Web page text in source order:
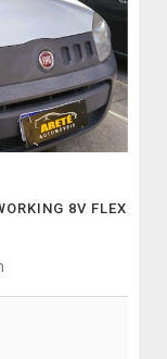
8V FLEX